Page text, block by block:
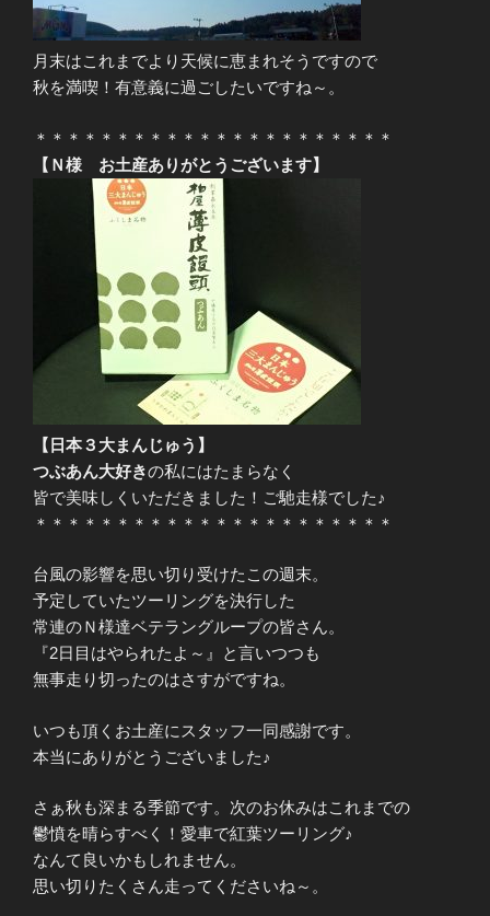
月末はこれまでより天候に恵まれそうですので
秋を満喫！有意義に過ごしたいですね～。
＊＊＊＊＊＊＊＊＊＊＊＊＊＊＊＊＊＊＊＊＊＊
【Ｎ様 お土産ありがとうございます】
【日本３大まんじゅう】
つぶあん大好きの私にはたまらなく
皆で美味しくいただきました！ご馳走様でした♪
＊＊＊＊＊＊＊＊＊＊＊＊＊＊＊＊＊＊＊＊＊＊
台風の影響を思い切り受けたこの週末。
予定していたツーリングを決行した
常連のＮ様達ベテラングループの皆さん。
『2日目はやられたよ～』と言いつつも
無事走り切ったのはさすがですね。
いつも頂くお土産にスタッフ一同感謝です。
本当にありがとうございました♪
さぁ秋も深まる季節です。次のお休みはこれまでの
鬱憤を晴らすべく！愛車で紅葉ツーリング♪
なんて良いかもしれません。
思い切りたくさん走ってくださいね～。